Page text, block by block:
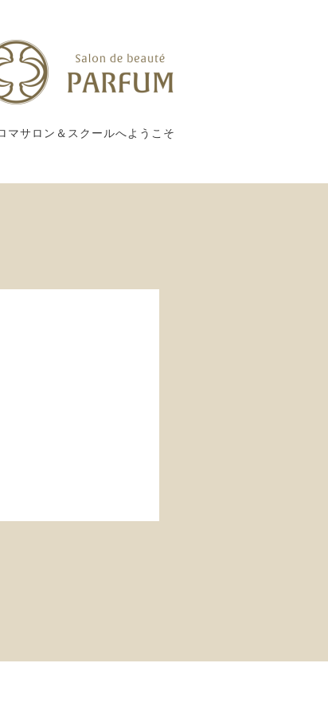
マサロン＆スクールへようこそ